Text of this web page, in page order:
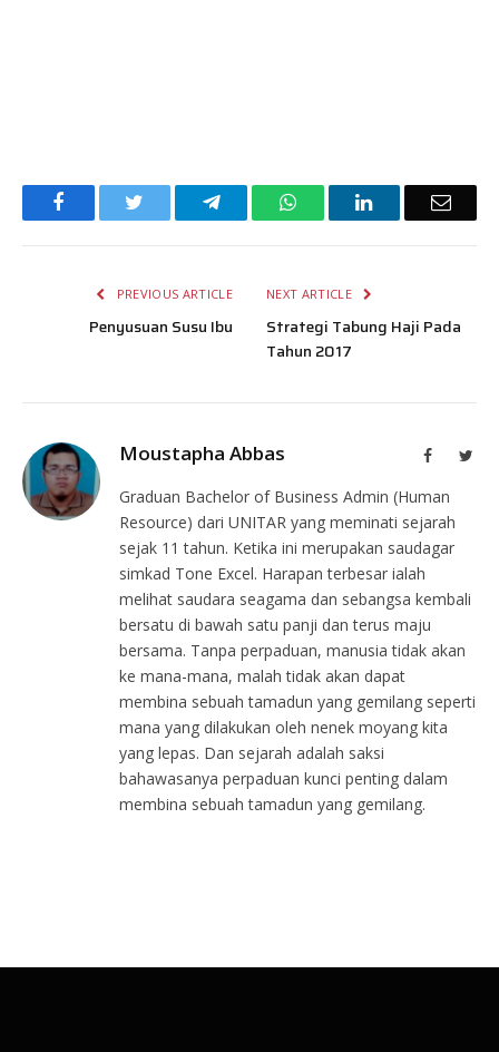
Facebook TelegramWhatsAppLinkedIn Email
PREVIOUS ARTICLE
Penyusuan Susu Ibu
NEXT ARTICLE
Strategi Tabung Haji Pada
Tahun 2017
Moustapha Abbas Facebook
Graduan Bachelor of Business Admin (Human
Resource) dari UNITAR yang meminati sejarah
sejak 11 tahun. Ketika ini merupakan saudagar
simkad Tone Excel. Harapan terbesar ialah
melihat saudara seagama dan sebangsa kembali
bersatu di bawah satu panji dan terus maju
bersama. Tanpa perpaduan, manusia tidak akan
ke mana-mana, malah tidak akan dapat
membina sebuah tamadun yang gemilang seperti
mana yang dilakukan oleh nenek moyang kita
yang lepas. Dan sejarah adalah saksi
bahawasanya perpaduan kunci penting dalam
membina sebuah tamadun yang gemilang.